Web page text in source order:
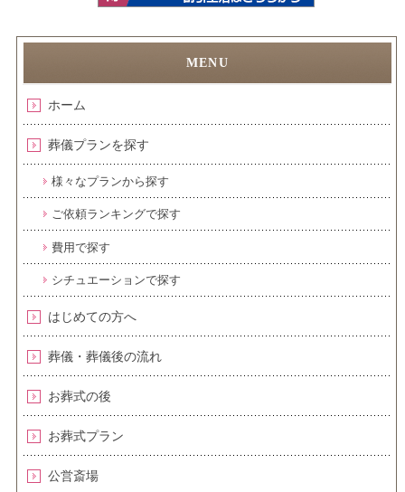
ホーム
葬儀プランを探す
様々なプランから探す
ご依頼ランキングで探す
費用で探す
シチュエーションで探す
はじめての方へ
葬儀・葬儀後の流れ
お葬式の後
お葬式プラン
公営斎場